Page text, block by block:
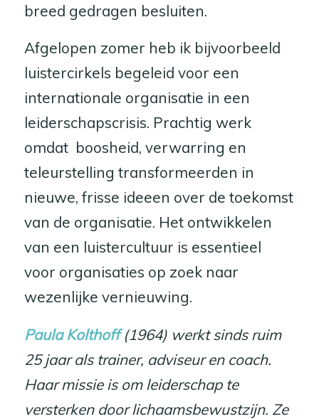
breed gedragen besluiten.
Afgelopen zomer heb ik bijvoorbeeld
luistercirkels begeleid voor een
internationale organisatie in een
leiderschapscrisis. Prachtig werk
omdat boosheid, verwarring en
teleurstelling transformeerden in
nieuwe, frisse ideeen over de toekomst
van de organisatie. Het ontwikkelen
van een luistercultuur is essentieel
voor organisaties op zoek naar
wezenlijke vernieuwing.
Paula Kolthoff(1964) werkt sinds ruim
25 jaar als trainer, adviseur en coach.
Haar missie is om leiderschap te
versterken door lichaamsbewustzijn. Ze